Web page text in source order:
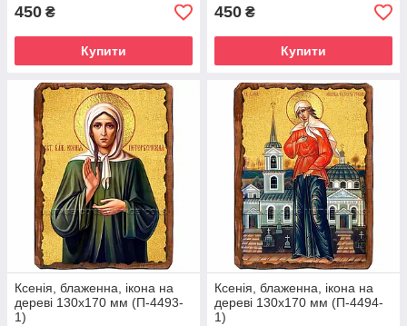
450 ₴
Купити
450 ₴
Купити
Ксенія, блаженна, ікона на
дереві 130х170 мм (П-4493-
1)
Ксенія, блаженна, ікона на
дереві 130х170 мм (П-4494-
1)